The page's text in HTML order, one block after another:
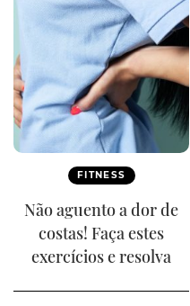
FITNESS
Não aguento a dor de
costas! Faça estes
exercícios e resolva